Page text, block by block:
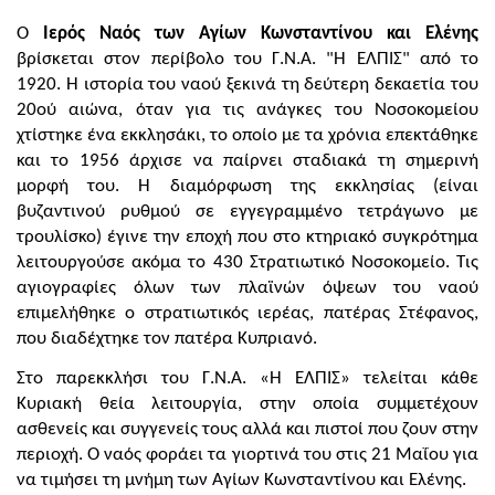
Ο
Ιερός Ναός των Αγίων Κωνσταντίνου και Ελένης
βρίσκεται στον περίβολο του Γ.Ν.Α. "Η ΕΛΠΙΣ" από το
1920. Η ιστορία του ναού ξεκινά τη δεύτερη δεκαετία του
20ού αιώνα, όταν για τις ανάγκες του Νοσοκομείου
χτίστηκε ένα εκκλησάκι, το οποίο με τα χρόνια επεκτάθηκε
και το 1956 άρχισε να παίρνει σταδιακά τη σημερινή
μορφή του. Η διαμόρφωση της εκκλησίας (είναι
βυζαντινού ρυθμού σε εγγεγραμμένο τετράγωνο με
τρουλίσκο) έγινε την εποχή που στο κτηριακό συγκρότημα
λειτουργούσε ακόμα το 430 Στρατιωτικό Νοσοκομείο. Τις
αγιογραφίες όλων των πλαϊνών όψεων του ναού
επιμελήθηκε ο στρατιωτικός ιερέας, πατέρας Στέφανος,
που διαδέχτηκε τον πατέρα Κυπριανό.
Στο παρεκκλήσι του Γ.Ν.Α. «Η ΕΛΠΙΣ» τελείται κάθε
Κυριακή θεία λειτουργία, στην οποία συμμετέχουν
ασθενείς και συγγενείς τους αλλά και πιστοί που ζουν στην
περιοχή. Ο ναός φοράει τα γιορτινά του στις 21 Μαΐου για
να τιμήσει τη μνήμη των Αγίων Κωνσταντίνου και Ελένης.